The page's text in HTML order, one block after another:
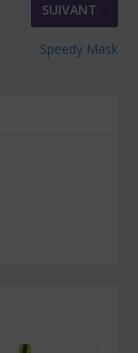
SUIVANT
Speedy Mask